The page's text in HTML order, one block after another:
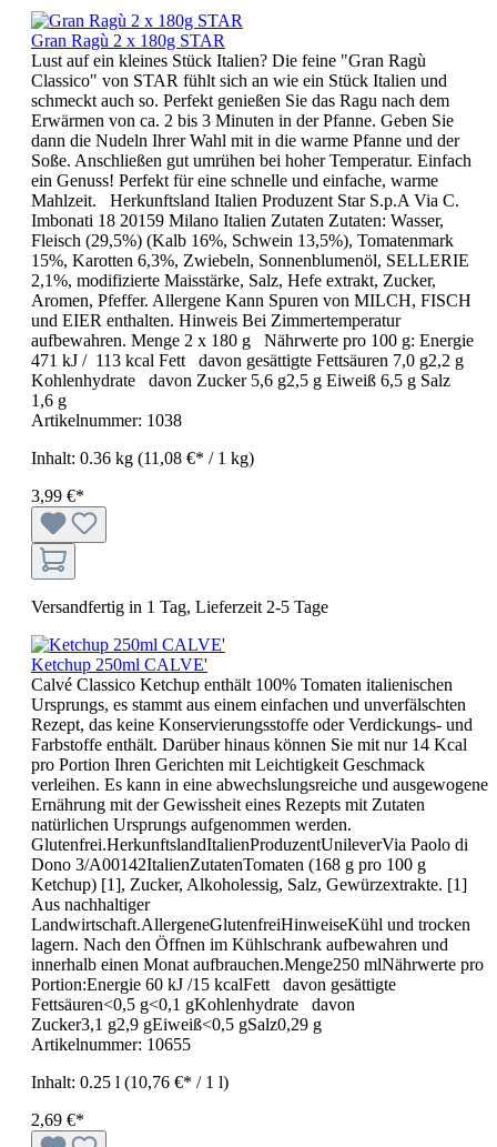
Gran Ragù 2 x 180g STAR
Lust auf ein kleines Stück Italien? Die feine "Gran Ragù
Classico" von STAR fühlt sich an wie ein Stück Italien und
schmeckt auch so. Perfekt genießen Sie das Ragu nach dem
Erwärmen von ca. 2 bis 3 Minuten in der Pfanne. Geben Sie
dann die Nudeln Ihrer Wahl mit in die warme Pfanne und der
Soße. Anschließen gut umrühen bei hoher Temperatur. Einfach
ein Genuss! Perfekt für eine schnelle und einfache, warme
Mahlzeit. Herkunftsland Italien Produzent Star S.p.A Via C.
Imbonati 18 20159 Milano Italien Zutaten Zutaten: Wasser,
Fleisch (29,5%) (Kalb 16%, Schwein 13,5%), Tomatenmark
15%, Karotten 6,3%, Zwiebeln, Sonnenblumenöl, SELLERIE
2,1%, modifizierte Maisstärke, Salz, Hefe extrakt, Zucker,
Aromen, Pfeffer. Allergene Kann Spuren von MILCH, FISCH
und EIER enthalten. Hinweis Bei Zimmertemperatur
aufbewahren. Menge 2 x 180 g Nährwerte pro 100 g: Energie
471 kJ / 113 kcal Fett davon gesättigte Fettsäuren 7,0 g2,2 g
Kohlenhydrate davon Zucker 5,6 g2,5 g Eiweiß 6,5 g Salz
1,6 g
Artikelnummer: 1038
Inhalt: 0.36 kg (11,08 €* / 1 kg)
3,99 €*
Versandfertig in 1 Tag, Lieferzeit 2-5 Tage
Ketchup 250ml CALVE'
Calvé Classico Ketchup enthält 100% Tomaten italienischen
Ursprungs, es stammt aus einem einfachen und unverfälschten
Rezept, das keine Konservierungsstoffe oder Verdickungs- und
Farbstoffe enthält. Darüber hinaus können Sie mit nur 14 Kcal
pro Portion Ihren Gerichten mit Leichtigkeit Geschmack
verleihen. Es kann in eine abwechslungsreiche und ausgewogene
Ernährung mit der Gewissheit eines Rezepts mit Zutaten
natürlichen Ursprungs aufgenommen werden.
Glutenfrei.HerkunftslandItalienProduzentUnileverVia Paolo di
Dono 3/A00142ItalienZutatenTomaten (168 g pro 100 g
Ketchup) [1], Zucker, Alkoholessig, Salz, Gewürzextrakte. [1]
Aus nachhaltiger
Landwirtschaft.AllergeneGlutenfreiHinweiseKühl und trocken
lagern. Nach den Öffnen im Kühlschrank aufbewahren und
innerhalb einen Monat aufbrauchen.Menge250 mlNährwerte pro
Portion:Energie 60 kJ /15 kcalFett davon gesättigte
Fettsäuren<0,5 g<0,1 gKohlenhydrate davon
Zucker3,1 g2,9 gEiweiß<0,5 gSalz0,29 g
Artikelnummer: 10655
Inhalt: 0.25 l (10,76 €* / 1 l)
2,69 €*